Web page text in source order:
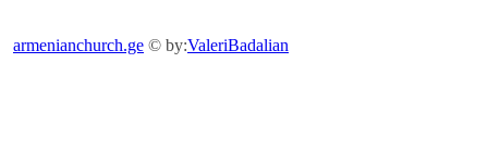
armenianchurch.ge © by:ValeriBadalian